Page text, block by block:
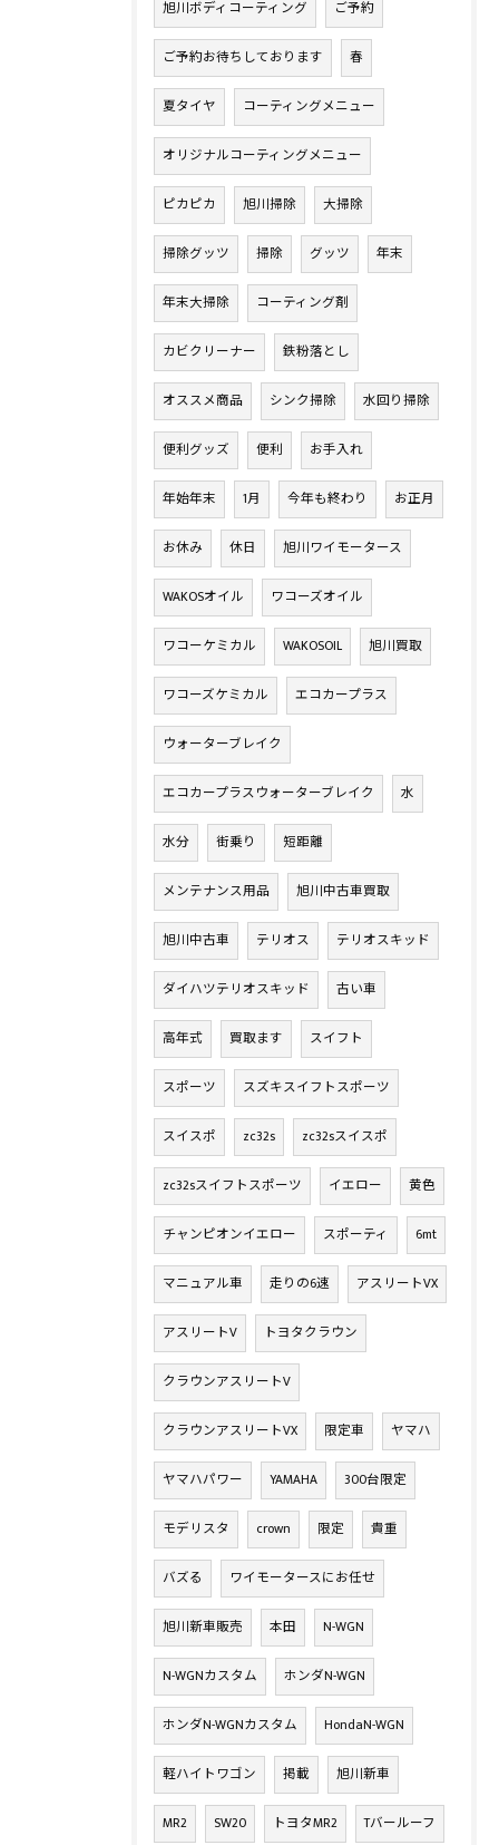
旭川ボディコーティング ご予約
ご予約お待ちしております 春
夏タイヤ コーティングメニュー
オリジナルコーティングメニュー
ピカピカ 旭川掃除 大掃除
掃除グッツ 掃除 グッツ 年末
年末大掃除 コーティング剤
カビクリーナー 鉄粉落とし
オススメ商品 シンク掃除 水回り掃除
便利グッズ 便利 お手入れ
年始年末 1月 今年も終わり お正月
お休み 休日 旭川ワイモータース
WAKOSオイル ワコーズオイル
ワコーケミカル WAKOSOIL 旭川買取
ワコーズケミカル エコカープラス
ウォーターブレイク
エコカープラスウォーターブレイク 水
水分 街乗り 短距離
メンテナンス用品 旭川中古車買取
旭川中古車 テリオス テリオスキッド
ダイハツテリオスキッド 古い車
高年式 買取ます スイフト
スポーツ スズキスイフトスポーツ
スイスポ zc32s zc32sスイスポ
zc32sスイフトスポーツ イエロー 黄色
チャンピオンイエロー スポーティ 6mt
マニュアル車 走りの6速 アスリートVX
アスリートV トヨタクラウン
クラウンアスリートV
クラウンアスリートVX 限定車 ヤマハ
ヤマハパワー YAMAHA 300台限定
モデリスタ crown 限定 貴重
バズる ワイモータースにお任せ
旭川新車販売 本田 N-WGN
N-WGNカスタム ホンダN-WGN
ホンダN-WGNカスタム HondaN-WGN
軽ハイトワゴン 掲載 旭川新車
MR2 SW20 トヨタMR2 Tバールーフ